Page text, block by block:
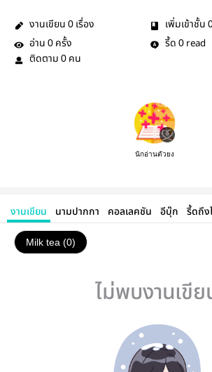
งานเขียน 0 เรื่อง เพิ่มเข้าชั้น
อ่าน 0 ครั้ง รี้ด 0 read
ติดตาม 0 คน
นักอ่านตัวยง
งานเขียน นามปากกา คอลเลคชัน อีบุ๊ก รี้ดถึง
Milk tea (0)
ไม่พบงานเขีย